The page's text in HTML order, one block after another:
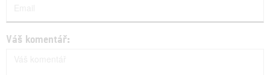
Váš komentář: